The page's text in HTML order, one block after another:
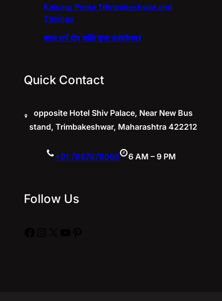
Kalsarp Pooja Trimbakeshwar and
Timings
काल सर्प दोष शांति पूजा त्र्यंबकेश्वर
Quick Contact
opposite Hotel Shiv Palace, Near New Bus
stand, Trimbakeshwar, Maharashtra 422212
+91 7887878068 6 AM – 9 PM
Follow Us